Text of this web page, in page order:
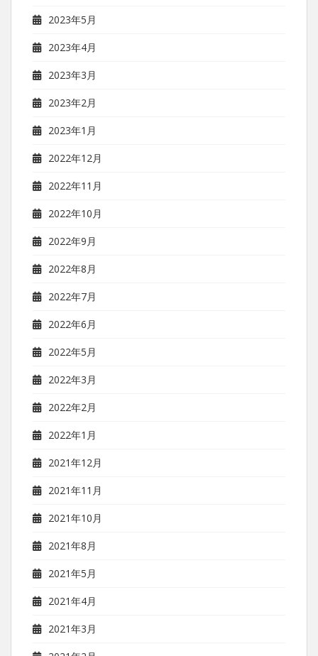
2023年5月
2023年4月
2023年3月
2023年2月
2023年1月
2022年12月
2022年11月
2022年10月
2022年9月
2022年8月
2022年7月
2022年6月
2022年5月
2022年3月
2022年2月
2022年1月
2021年12月
2021年11月
2021年10月
2021年8月
2021年5月
2021年4月
2021年3月